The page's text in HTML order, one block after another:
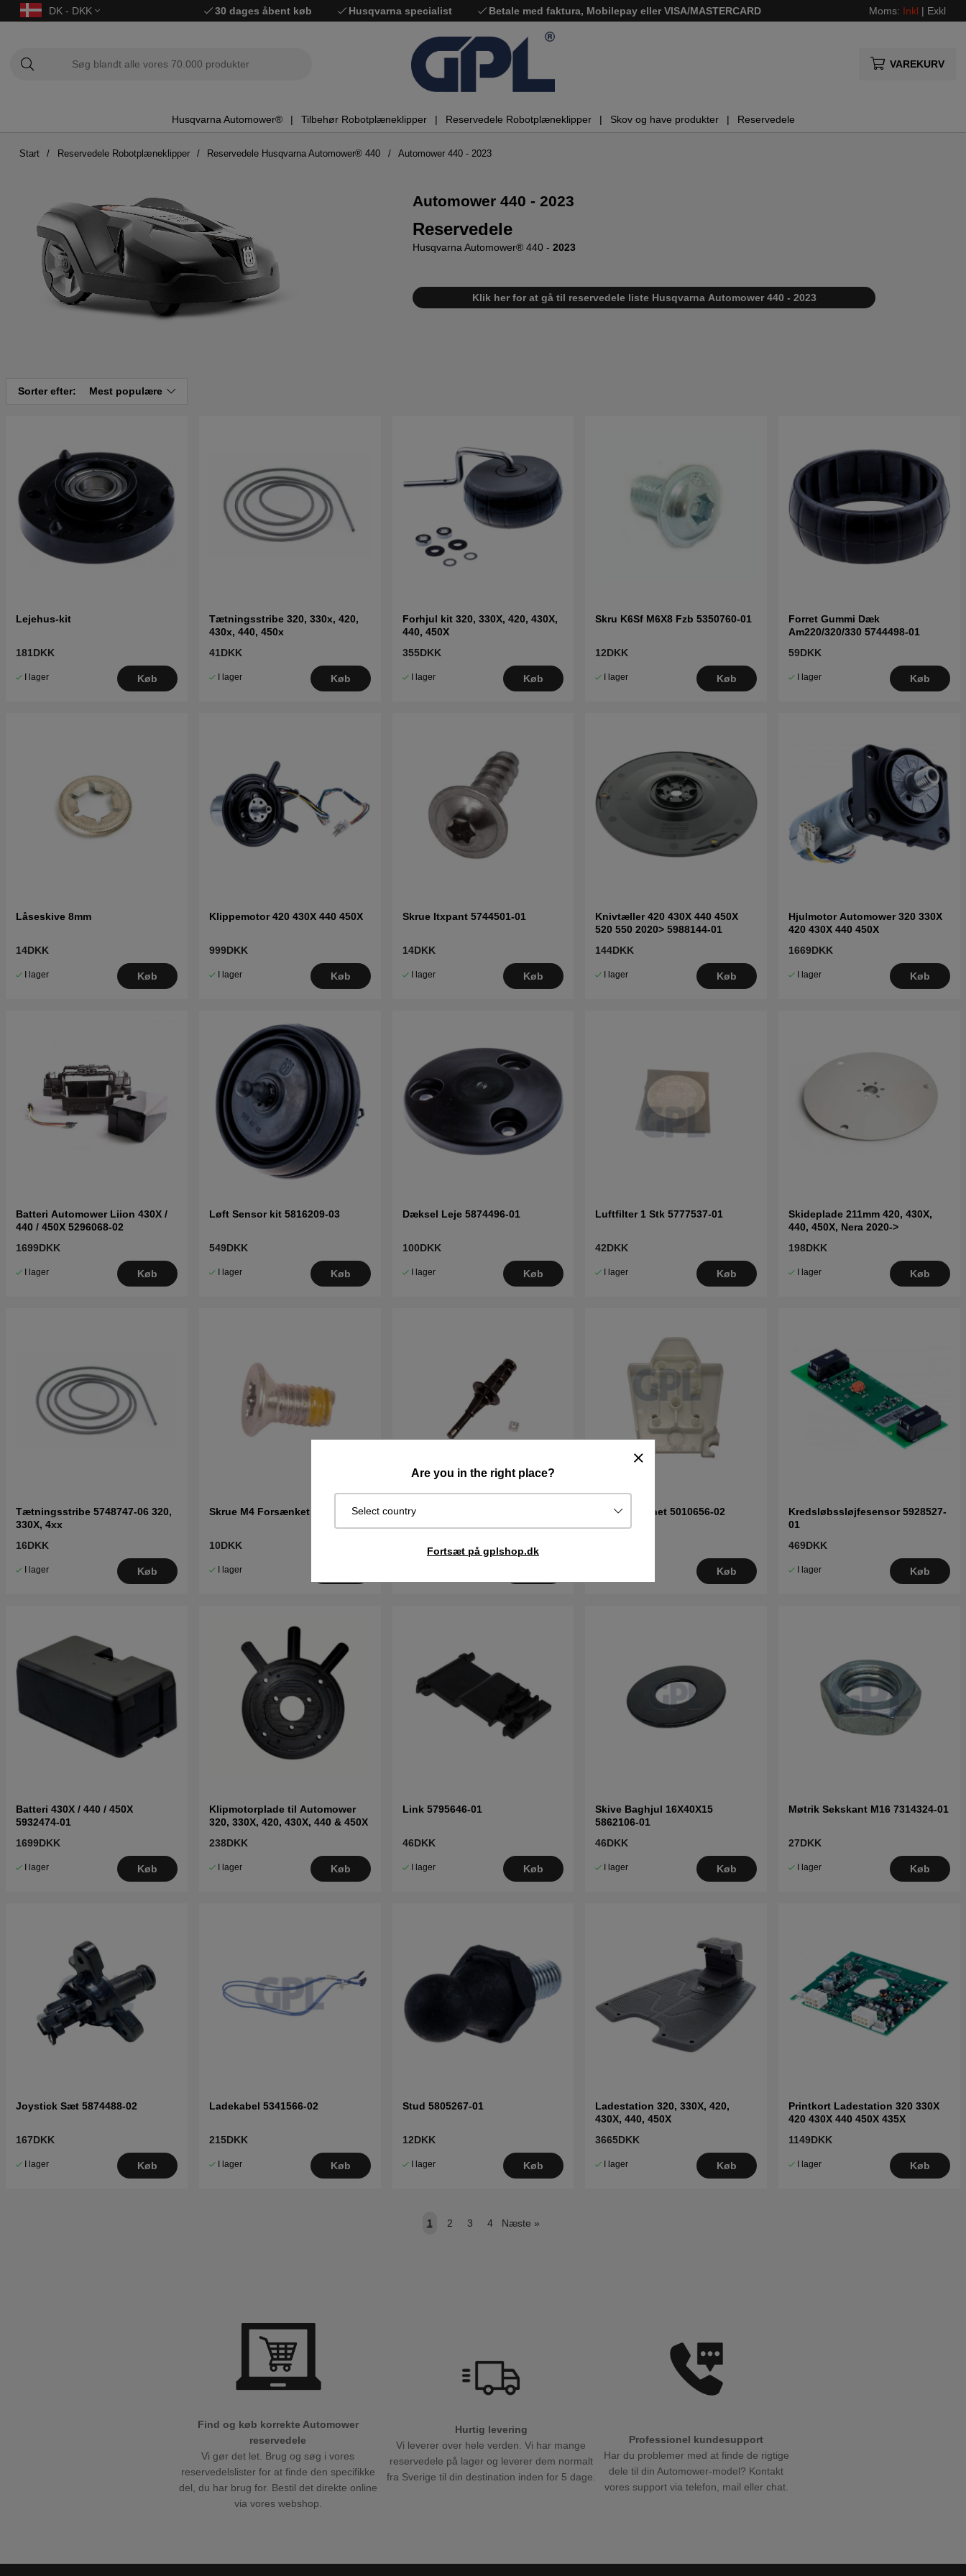
DK - DKK 30 dages åbent køb Husqvarna specialist Betale med faktura, Mobilepay eller VISA/MASTERCARD Moms: Inkl | Exkl
VAREKURV
Husqvarna Automower® Tilbehør Robotplæneklipper Reservedele Robotplæneklipper Skov og have produkter Reservedele
Are you in the right place?
Select country
Fortsæt på gplshop.dk
Start Reservedele Robotplæneklipper Reservedele Husqvarna Automower® 440 Automower 440 - 2023
Automower 440 - 2023
Reservedele
Husqvarna Automower® 440 - 2023
Klik her for at gå til reservedele liste Husqvarna Automower 440 - 2023
Sorter efter: Mest populære
Lejehus-kit
181DKK
I lager Køb
Tætningsstribe 320, 330x, 420,
430x, 440, 450x
41DKK
I lager Køb
Forhjul kit 320, 330X, 420, 430X,
440, 450X
355DKK
I lager Køb
Skru K6Sf M6X8 Fzb 5350760-01
12DKK
I lager Køb
Forret Gummi Dæk
Am220/320/330 5744498-01
59DKK
I lager Køb
Låseskive 8mm
14DKK
I lager Køb
Klippemotor 420 430X 440 450X
999DKK
I lager Køb
Skrue Itxpant 5744501-01
14DKK
I lager Køb
Knivtæller 420 430X 440 450X
520 550 2020> 5988144-01
144DKK
I lager Køb
Hjulmotor Automower 320 330X
420 430X 440 450X
1669DKK
I lager Køb
Batteri Automower Liion 430X /
440 / 450X 5296068-02
1699DKK
I lager Køb
Løft Sensor kit 5816209-03
549DKK
I lager Køb
Dæksel Leje 5874496-01
100DKK
I lager Køb
Luftfilter 1 Stk 5777537-01
42DKK
I lager Køb
Skideplade 211mm 420, 430X,
440, 450X, Nera 2020->
198DKK
I lager Køb
Tætningsstribe 5748747-06 320,
330X, 4xx
16DKK
I lager Køb
Skrue M4 Forsænket 5351305-02
10DKK
I lager
Joystick Crash Sensor 5011226-
122DKK
Holder Magnet 5010656-02
Køb
Kredsløbssløjfesensor 5928527-
01
469DKK
I lager Køb
Batteri 430X / 440 / 450X
5932474-01
1699DKK
I lager Køb
Klipmotorplade til Automower
320, 330X, 420, 430X, 440 & 450X
238DKK
I lager Køb
Link 5795646-01
46DKK
I lager Køb
Skive Baghjul 16X40X15
5862106-01
46DKK
I lager Køb
Møtrik Sekskant M16 7314324-01
27DKK
I lager Køb
Joystick Sæt 5874488-02
167DKK
I lager Køb
Ladekabel 5341566-02
215DKK
I lager Køb
Stud 5805267-01
12DKK
I lager Køb
Ladestation 320, 330X, 420,
430X, 440, 450X
3665DKK
I lager Køb
Printkort Ladestation 320 330X
420 430X 440 450X 435X
1149DKK
I lager Køb
1 2 3 4 Næste »
Find og køb korrekte Automower
reservedele
Vi gør det let. Brug og søg i vores
reservedelslister for at finde den specifikke
del, du har brug for. Bestil det direkte online
via vores webshop.
Hurtig levering
Vi leverer over hele verden. Vi har mange
reservedele på lager og leverer dem normalt
fra Sverige til din destination inden for 5 dage.
Professionel kundesupport
Har du problemer med at finde de rigtige
dele til din Automower-model? Kontakt
vores support via telefon, mail eller chat.